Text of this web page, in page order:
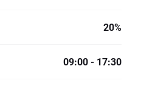
20%
09:00 - 17:30